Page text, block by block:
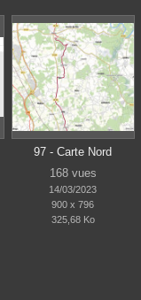
97 - Carte Nord
168 vues
14/03/2023
900 x 796
325,68 Ko